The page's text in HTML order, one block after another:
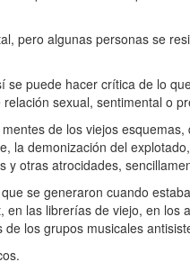
pero algunas personas se
puede hacer crítica de lo
sexual, sentimental o
de los viejos
la demonización del
y otras atrocidades,
se generaron cuando
las librerías de viejo, en los
los grupos musicales